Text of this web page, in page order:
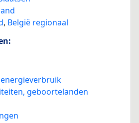
, België regionaal
geboortelanden